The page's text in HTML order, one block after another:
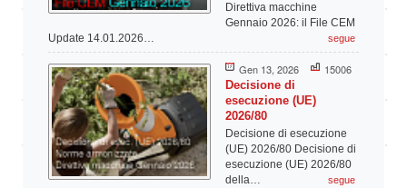
Direttiva macchine
Gennaio 2026: il File CEM
Update 14.01.2026…
segue
Gen 13, 2026 15006
Decisione di
esecuzione (UE)
2026/80
Decisione di esecuzione
(UE) 2026/80 Decisione di
esecuzione (UE) 2026/80
della…
segue